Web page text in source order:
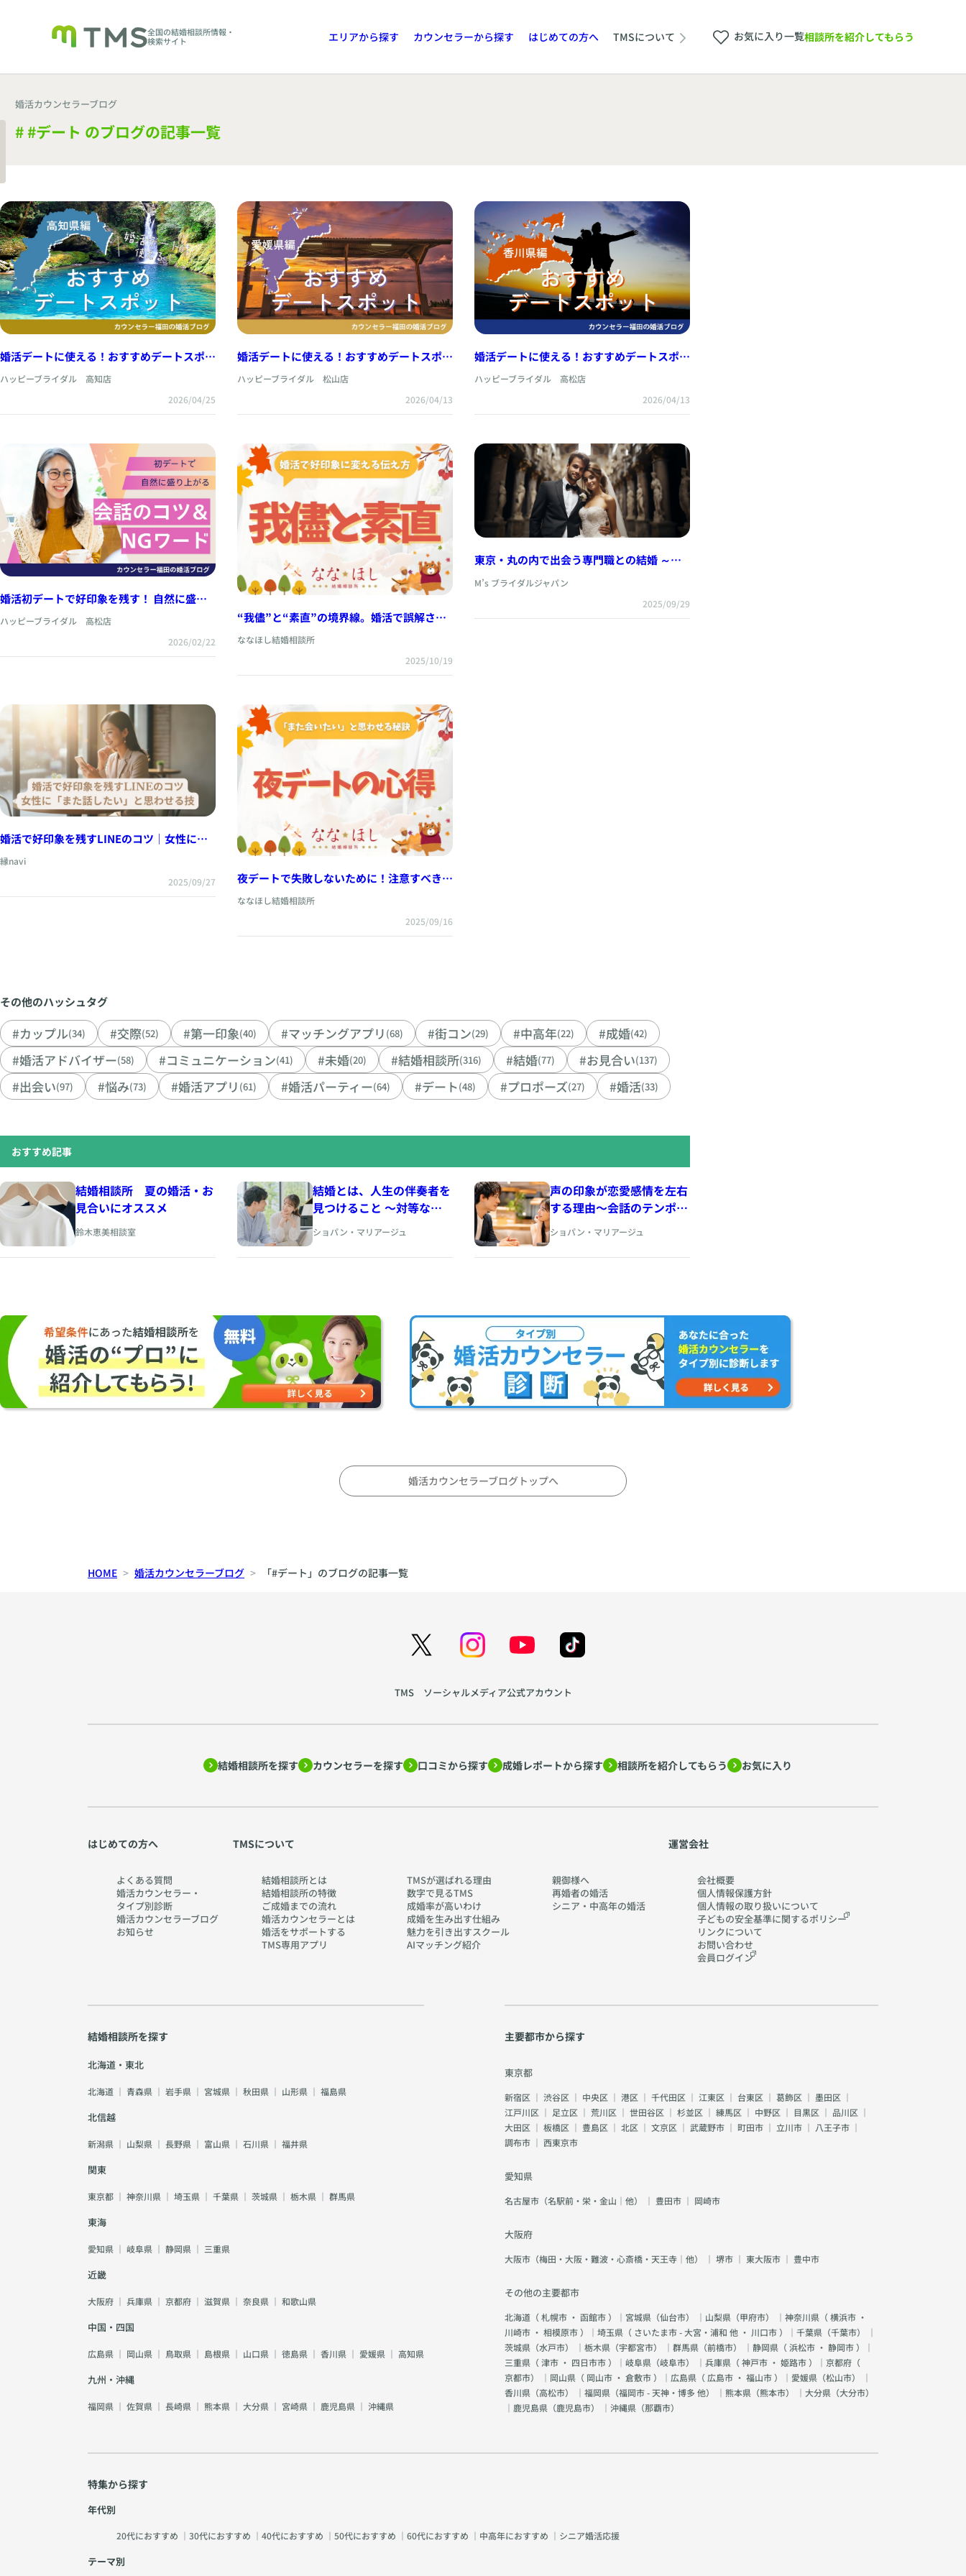
全国の結婚相談所情報・
検索サイト
エリアから探す カウンセラーから探す はじめての方へ TMSについて お気に入り一覧相談所を紹介してもらう
婚活カウンセラーブログ
# #デート のブログの記事一覧
婚活デートに使える！おすすめデートスポッ
ハッピーブライダル 高知店
2026/04/25
婚活デートに使える！おすすめデートスポッ
ハッピーブライダル 松山店
2026/04/13
婚活デートに使える！おすすめデートスポッ
ハッピーブライダル 高松店
2026/04/13
婚活初デートで好印象を残す！ 自然に盛り
ハッピーブライダル 高松店
2026/02/22
“我儘”と“素直”の境界線。婚活で誤解され
ななほし結婚相談所
2025/10/19
東京・丸の内で出会う専門職との結婚 ～M’s
ブライダルジャパンインターナショナルの強
み～
M’s ブライダルジャパン
2025/09/29
婚活で好印象を残すLINEのコツ｜女性に
「また話したい」と思わせる技
縁navi
2025/09/27
夜デートで失敗しないために！注意すべき3
ななほし結婚相談所
2025/09/16
その他のハッシュタグ
#カップル(34) #交際(52) #第一印象(40) #マッチングアプリ (68) #街コン(29) #中高年(22) #成婚(42)
#婚活アドバイザー(58) #コミュニケーション(41) #未婚(20) #結婚相談所(316) #結婚(77) #お見合い(137)
#出会い(97) #悩み(73) #婚活アプリ (61) #婚活パーティー(64) #デート(48) #プロポーズ(27) #婚活(33)
おすすめ記事
結婚相談所 夏の婚活・お
見合いにオススメ
鈴木恵美相談室
結婚とは、人生の伴奏者を
見つけること 〜対等なパ
ートナーシップの育て方を
アドラー心理学から考え
る〜
ショパン・マリアージュ
声の印象が恋愛感情を左右
する理由〜会話のテンポ、
間、声色から生まれる親密
さ~ https://www.cherry-
piano.com
ショパン・マリアージュ
婚活カウンセラーブログトップへ
HOME 婚活カウンセラーブログ 「#デート」のブログの記事一覧
TMS ソーシャルメディア公式アカウント
結婚相談所を探す カウンセラーを探す 口コミから探す 成婚レポートから探す 相談所を紹介してもらう お気に入り
はじめての方へ
よくある質問
婚活カウンセラー・
タイプ別診断
婚活カウンセラーブログ
お知らせ
TMSについて
結婚相談所とは
結婚相談所の特徴
ご成婚までの流れ
婚活カウンセラーとは
婚活をサポートする
TMS専用アプリ
TMSが選ばれる理由
数字で見るTMS
成婚率が高いわけ
成婚を生み出す仕組み
魅力を引き出すスクール
AIマッチング紹介
親御様へ
再婚者の婚活
シニア・中高年の婚活
運営会社
会社概要
個人情報保護方針
個人情報の取り扱いについて
子どもの安全基準に関するポリシー
リンクについて
お問い合わせ
会員ログイン
結婚相談所を探す
北海道・東北
北海道 ｜ 青森県 ｜ 岩手県 ｜ 宮城県 ｜ 秋田県 ｜ 山形県 ｜ 福島県
北信越
新潟県 ｜ 山梨県 ｜ 長野県 ｜ 富山県 ｜ 石川県 ｜ 福井県
関東
東京都 ｜ 神奈川県 ｜ 埼玉県 ｜ 千葉県 ｜ 茨城県 ｜ 栃木県 ｜ 群馬県
東海
愛知県 ｜ 岐阜県 ｜ 静岡県 ｜ 三重県
近畿
大阪府 ｜ 兵庫県 ｜ 京都府 ｜ 滋賀県 ｜ 奈良県 ｜ 和歌山県
中国・四国
広島県 ｜ 岡山県 ｜ 鳥取県 ｜ 島根県 ｜ 山口県 ｜ 徳島県 ｜ 香川県 ｜ 愛媛県 ｜ 高知県
九州・沖縄
福岡県 ｜ 佐賀県 ｜ 長崎県 ｜ 熊本県 ｜ 大分県 ｜ 宮崎県 ｜ 鹿児島県 ｜ 沖縄県
主要都市から探す
東京都
新宿区 ｜ 渋谷区 ｜ 中央区 ｜ 港区 ｜ 千代田区 ｜ 江東区 ｜ 台東区 ｜ 葛飾区 ｜ 墨田区 ｜
江戸川区 ｜ 足立区 ｜ 荒川区 ｜ 世田谷区 ｜ 杉並区 ｜ 練馬区 ｜ 中野区 ｜ 目黒区 ｜ 品川区 ｜
大田区 ｜ 板橋区 ｜ 豊島区 ｜ 北区 ｜ 文京区 ｜ 武蔵野市 ｜ 町田市 ｜ 立川市 ｜ 八王子市 ｜
調布市 ｜ 西東京市
愛知県
名古屋市（名駅前・栄・金山｜他） ｜ 豊田市 ｜ 岡崎市
大阪府
大阪市（梅田・大阪・難波・心斎橋・天王寺｜他） ｜ 堺市 ｜ 東大阪市 ｜ 豊中市
その他の主要都市
北海道（札幌市 ・ 函館市）｜宮城県（仙台市） ｜山梨県（甲府市） ｜神奈川県（横浜市 ・
川崎市 ・ 相模原市）｜埼玉県（ さいたま市 - 大宮・浦和 他 ・ 川口市）｜千葉県（千葉市） ｜
茨城県（水戸市） ｜栃木県（宇都宮市） ｜群馬県（前橋市） ｜静岡県（浜松市 ・ 静岡市）｜
三重県（津市 ・ 四日市市）｜岐阜県（岐阜市） ｜兵庫県（神戸市 ・ 姫路市）｜京都府（
京都市） ｜岡山県（ 岡山市 ・ 倉敷市）｜広島県（ 広島市 ・ 福山市）｜愛媛県（松山市） ｜
香川県（高松市） ｜福岡県（福岡市 - 天神・博多 他） ｜熊本県（熊本市） ｜大分県（大分市）
｜鹿児島県（鹿児島市） ｜沖縄県（那覇市）
特集から探す
年代別
20代におすすめ ｜ 30代におすすめ ｜ 40代におすすめ ｜ 50代におすすめ ｜ 60代におすすめ ｜ 中高年におすすめ ｜ シニア婚活応援
テーマ別